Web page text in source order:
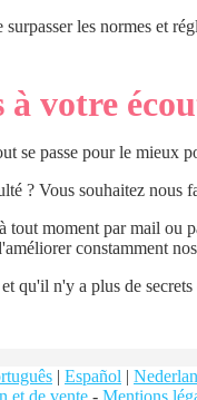
les normes et
à votre
se passe pour le mieux
? Vous souhaitez nous
tout moment par mail ou
constamment
qu'il n'y a plus de
| Español |
et de vente - Mentions